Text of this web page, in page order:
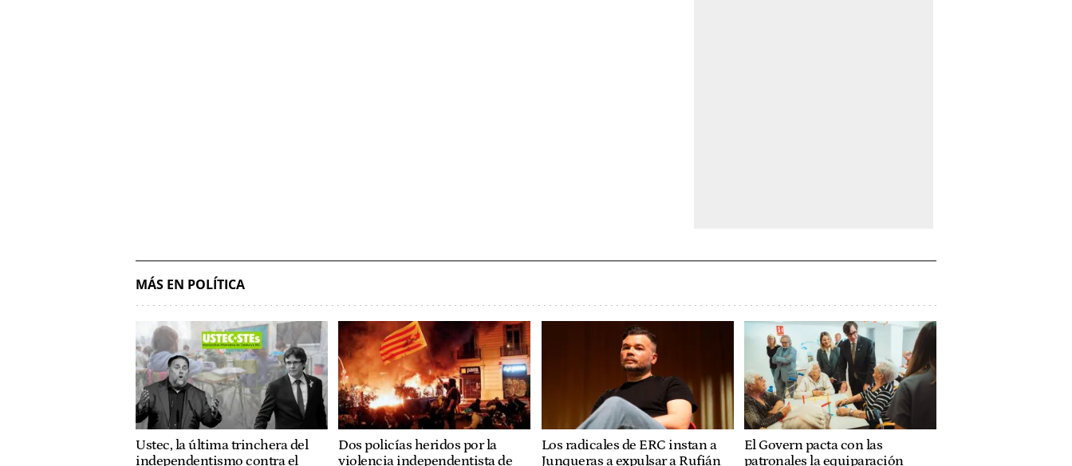
MÁS EN POLÍTICA
Ustec, la última trinchera del
independentismo contra el
Dos policías heridos por la
violencia independentista de
Los radicales de ERC instan a
Junqueras a expulsar a Rufián
El Govern pacta con las
patronales la equiparación